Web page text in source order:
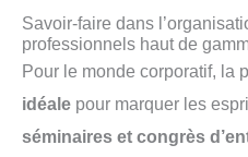
Savoir-faire dans
professionnels haut de
Pour le monde corporatif, la
idéale pour marquer les
séminaires et congrès